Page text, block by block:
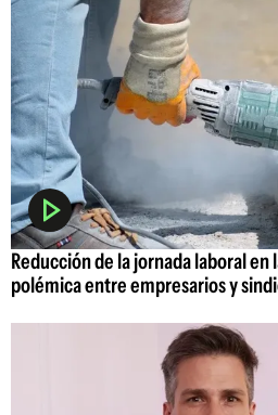
Reducción de la jornada laboral
polémica entre empresarios y